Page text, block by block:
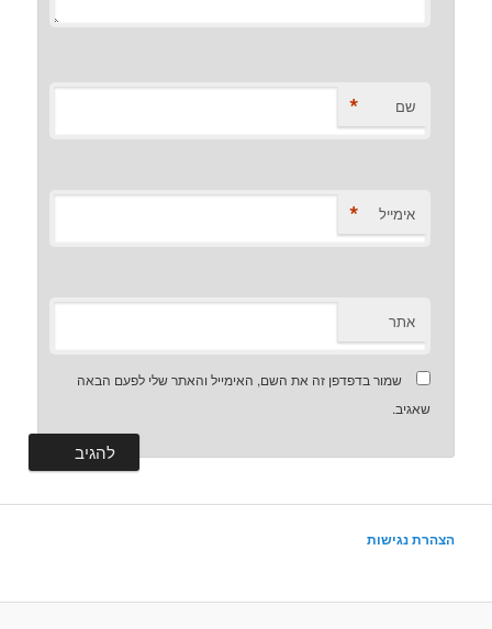
שם *
אימייל *
אתר
שמור בדפדפן זה את השם, האימייל והאתר שלי לפעם הבאה
שאגיב.
הצהרת נגישות